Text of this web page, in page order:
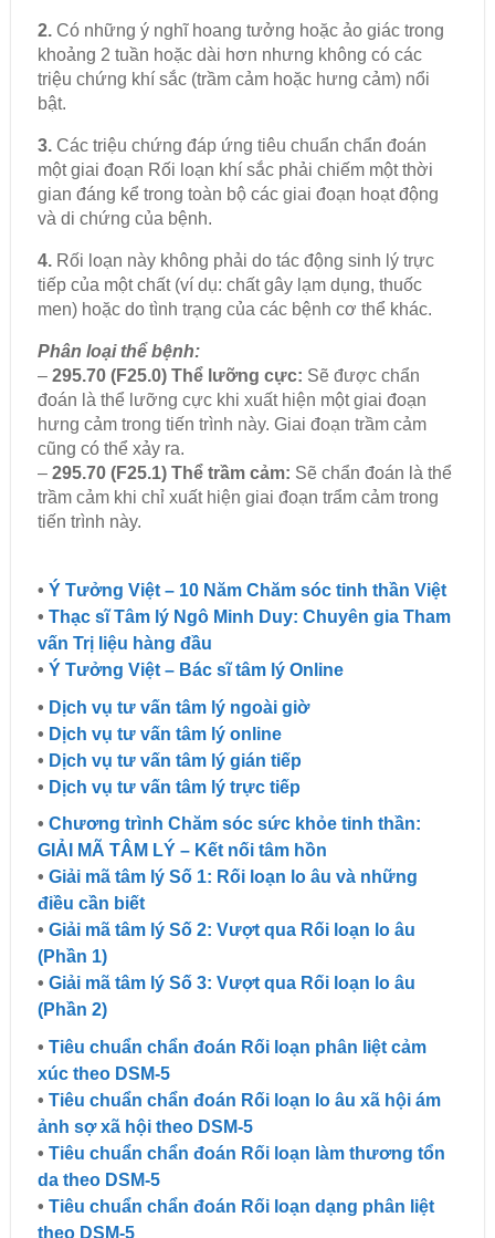
2. Có những ý nghĩ hoang tưởng hoặc ảo giác trong
khoảng 2 tuần hoặc dài hơn nhưng không có các
triệu chứng khí sắc (trầm cảm hoặc hưng cảm) nổi
bật.
3. Các triệu chứng đáp ứng tiêu chuẩn chẩn đoán
một giai đoạn Rối loạn khí sắc phải chiếm một thời
gian đáng kể trong toàn bộ các giai đoạn hoạt động
và di chứng của bệnh.
4. Rối loạn này không phải do tác động sinh lý trực
tiếp của một chất (ví dụ: chất gây lạm dụng, thuốc
men) hoặc do tình trạng của các bệnh cơ thể khác.
Phân loại thể bệnh:
– 295.70 (F25.0) Thể lưỡng cực: Sẽ được chẩn
đoán là thể lưỡng cực khi xuất hiện một giai đoạn
hưng cảm trong tiến trình này. Giai đoạn trầm cảm
cũng có thể xảy ra.
– 295.70 (F25.1) Thể trầm cảm: Sẽ chẩn đoán là thể
trầm cảm khi chỉ xuất hiện giai đoạn trẩm cảm trong
tiến trình này.
• Ý Tưởng Việt – 10 Năm Chăm sóc tinh thần Việt
• Thạc sĩ Tâm lý Ngô Minh Duy: Chuyên gia Tham
vấn Trị liệu hàng đầu
• Ý Tưởng Việt – Bác sĩ tâm lý Online
• Dịch vụ tư vấn tâm lý ngoài giờ
• Dịch vụ tư vấn tâm lý online
• Dịch vụ tư vấn tâm lý gián tiếp
• Dịch vụ tư vấn tâm lý trực tiếp
• Chương trình Chăm sóc sức khỏe tinh thần:
GIẢI MÃ TÂM LÝ – Kết nối tâm hồn
• Giải mã tâm lý Số 1: Rối loạn lo âu và những
điều cần biết
• Giải mã tâm lý Số 2: Vượt qua Rối loạn lo âu
(Phần 1)
• Giải mã tâm lý Số 3: Vượt qua Rối loạn lo âu
(Phần 2)
• Tiêu chuẩn chẩn đoán Rối loạn phân liệt cảm
xúc theo DSM-5
• Tiêu chuẩn chẩn đoán Rối loạn lo âu xã hội ám
ảnh sợ xã hội theo DSM-5
• Tiêu chuẩn chẩn đoán Rối loạn làm thương tổn
da theo DSM-5
• Tiêu chuẩn chẩn đoán Rối loạn dạng phân liệt
theo DSM-5